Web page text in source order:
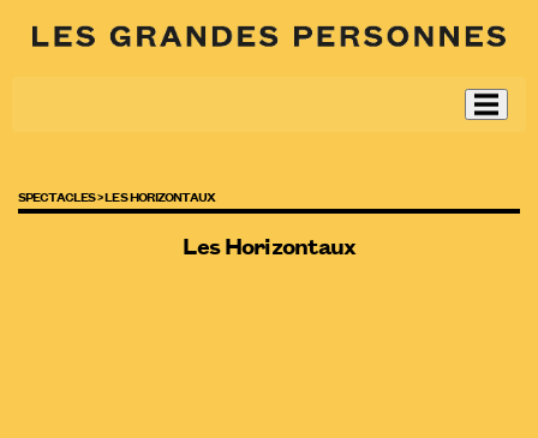
SPECTACLES >LES HORIZONTAUX
Les Horizontaux